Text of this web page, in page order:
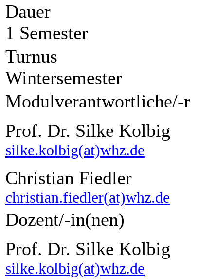
Dauer
1 Semester
Turnus
Wintersemester
Modulverantwortliche/-r
Prof. Dr. Silke Kolbig
silke.kolbig(at)whz.de
Christian Fiedler
christian.fiedler(at)whz.de
Dozent/-in(nen)
Prof. Dr. Silke Kolbig
silke.kolbig(at)whz.de